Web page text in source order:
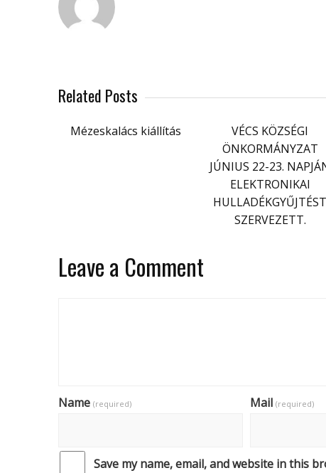
Related Posts
Mézeskalács kiállítás
VÉCS KÖZSÉGI
ÖNKORMÁNYZAT
JÚNIUS 22-23.
ELEKTRONIKAI
HULLADÉKGYŰJTÉST
SZERVEZETT.
Leave a Comment
Name (required) Mail (required)
Save my name, email, and website in this